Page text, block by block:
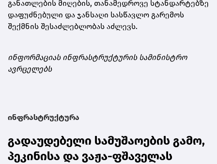
განათლების მიღების, თანამედროვე სტანდარტებზე
დაფუძნებული და ჯანსაღი სასწავლო გარემოს
შექმნის შესაძლებლობას აძლევს.
ინფორმაციას ინფრასტრუქტურის სამინისტრო
ავრცელებს
ინფრასტრუქტურა
გადაუდებელი სამუშაოების გამო,
პეკინისა და ვაჟა-ფშაველას